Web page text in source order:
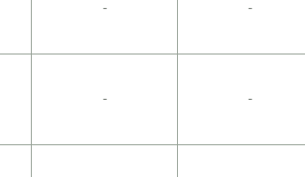
- -
- -